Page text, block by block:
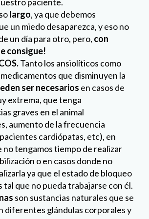
aumento de la frecuencia
cardiópatas, etc), en
no tengamos tiempo de realizar
o en casos donde no
ya que el estado de bloqueo
tal que no pueda trabajarse con él.
son sustancias naturales que se
diferentes glándulas corporales y
señales químicas
dentro de la misma especie.
encontrar algunos tipos de
que realizan la
apaciguanteque su análogo
de mascotas padece
Eso ha generado que
aparezcan